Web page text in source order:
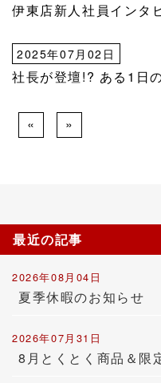
伊東店新人社員インタ
2025年07月02日
社長が登壇!? ある1日
« »
最近の記事
2026年08月04日
夏季休暇のお知らせ
2026年07月31日
8月とくとく商品＆限